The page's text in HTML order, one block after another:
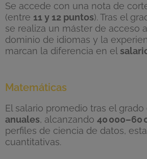
Se accede con una nota de
(entre 11 y 12 puntos). Tras el
se realiza un máster de acceso
dominio de idiomas y la
marcan la diferencia en el
Matemáticas
El salario promedio tras el grado
anuales, alcanzando 40000–60
perfiles de ciencia de datos,
cuantitativas.